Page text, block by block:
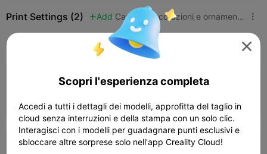
Print Settings (2)  Add Casa Decorazioni e ornamenti per la casa 
K2 Plus K2 Pro
0.1mm layer, 3 walls, 8% infill
0.2mm layer, 2 walls, 15% infill

Scopri l'esperienza completa
Accedi a tutti i dettagli dei modelli, approfitta del taglio in
cloud senza interruzioni e della stampa con un solo clic.
Interagisci con i modelli per guadagnare punti esclusivi e
sbloccare altre sorprese solo nell'app Creality Cloud!